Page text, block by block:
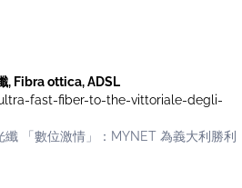
, Fibra ottica, ADSL
fast-fiber-to-the-vittoriale-degli-
「數位激情」：MYNET 為義大利勝利